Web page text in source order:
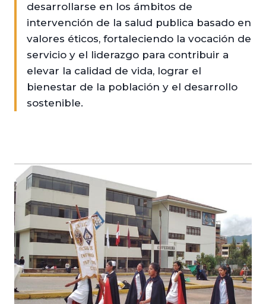
desarrollarse en los ámbitos de
intervención de la salud publica basado en
valores éticos, fortaleciendo la vocación de
servicio y el liderazgo para contribuir a
elevar la calidad de vida, lograr el
bienestar de la población y el desarrollo
sostenible.